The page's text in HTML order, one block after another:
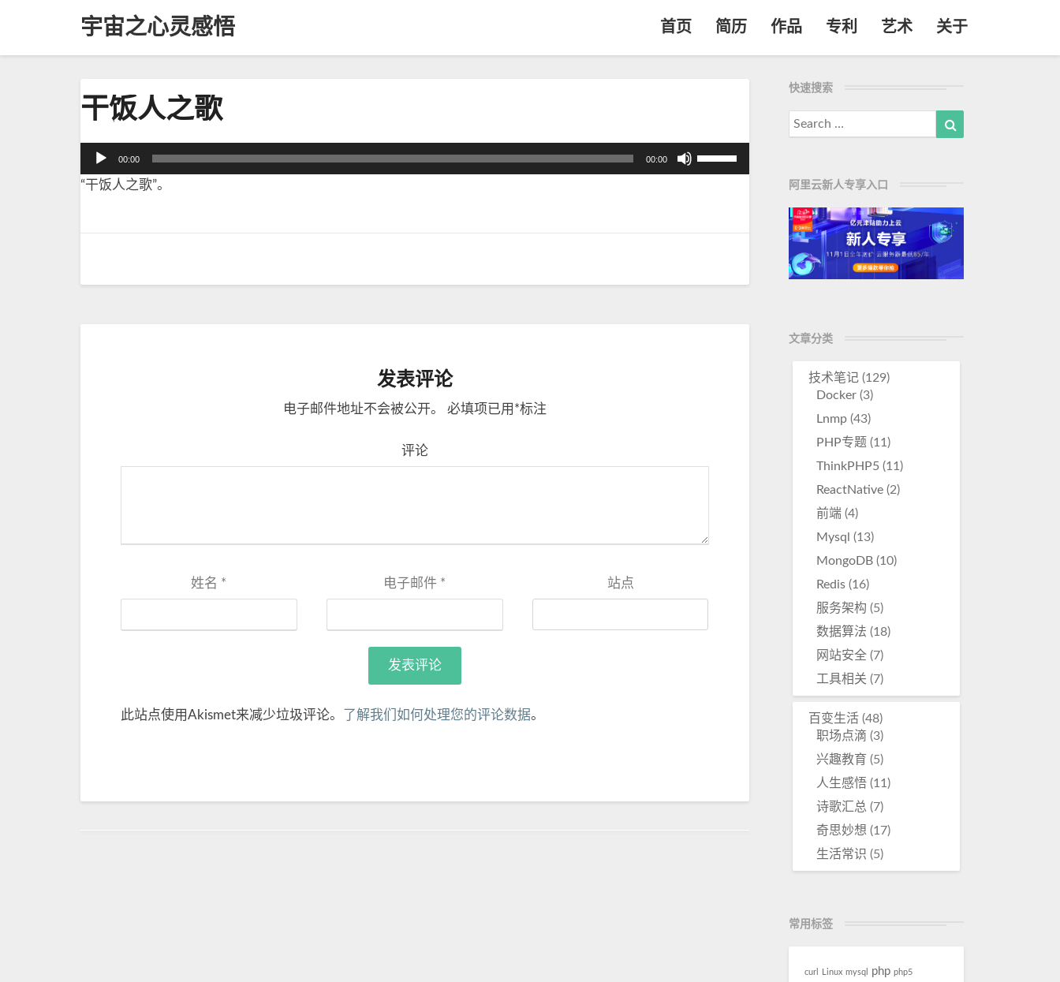
宇宙之心灵感悟 首页 简历 作品 专利 艺术 关于
饭
之
干饭人之歌
频
播
器
00:00 00:00
使
用
箭
来
“干饭人之歌”。
发表评论
电子邮件地址不会被公开。 必填项已用 *标注
评论
姓名 * 电子邮件 * 站点
此站点使用Akismet来减少垃圾评论。 了解我们如何处理您的评论数据。
快速搜索
Search
for:
阿里云新人专享入口
文章分类
技术笔记(129)
Docker(3)
Lnmp(43)
PHP专题 (11)
ThinkPHP5(11)
ReactNative(2)
前端(4)
Mysql (13)
MongoDB(10)
Redis(16)
服务架构 (5)
数据算法 (18)
网站安全(7)
工具相关 (7)
百变生活(48)
职场点滴 (3)
兴趣教育 (5)
人生感悟(11)
诗歌汇总 (7)
奇思妙想 (17)
生活常识 (5)
常用标签
curl Linux mysql php php5